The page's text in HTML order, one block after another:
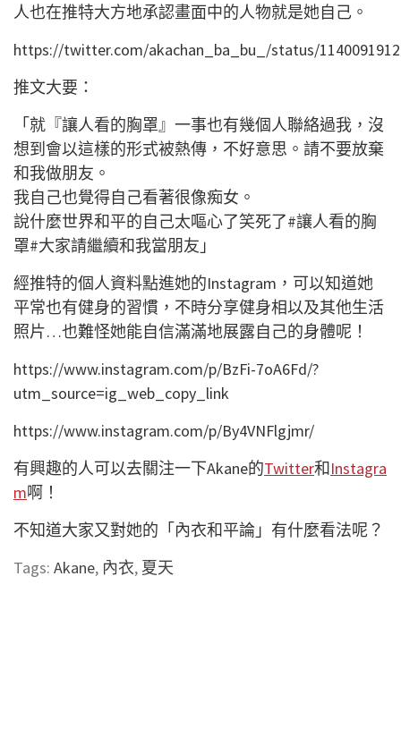
人也在推特大方地承認畫面中的人物就是她自己。
https://twitter.com/akachan_ba_bu_/status/
推文大要：
「就『讓人看的胸罩』一事也有幾個人聯絡過我，沒
想到會以這樣的形式被熱傳，不好意思。請不要放棄
和我做朋友。
我自己也覺得自己看著很像痴女。
說什麼世界和平的自己太嘔心了笑死了#讓人看的胸
罩#大家請繼續和我當朋友」
經推特的個人資料點進她的Instagram，可以知道她
平常也有健身的習慣，不時分享健身相以及其他生活
照片…也難怪她能自信滿滿地展露自己的身體呢！
https://www.instagram.com/p/BzFi-7oA6Fd/?
utm_source=ig_web_copy_link
https://www.instagram.com/p/By4VNFlgjmr/
有興趣的人可以去關注一下Akane的Twitter和Instagra
m啊！
不知道大家又對她的「內衣和平論」有什麼看法呢？
Tags: Akane, 內衣, 夏天